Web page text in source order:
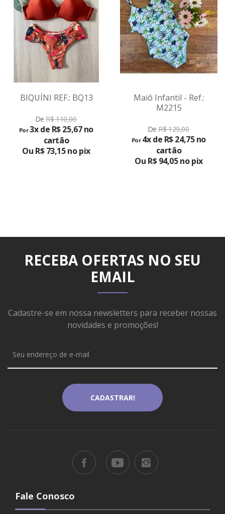
BIQUÍNI REF.: BQ13
DeR$ 110,00
Por3x de R$ 25,67 no
cartão
Ou R$ 73,15 no pix
Maiô Infantil - Ref.:
M2215
DeR$ 129,00
Por 4x de R$ 24,75 no
cartão
Ou R$ 94,05 no pix
PRODUTO
RECEBA OFERTAS NO SEU
EMAIL
Cadastre-se em nossa newsletters para receber nossas
novidades e promoções!
Fale Conosco